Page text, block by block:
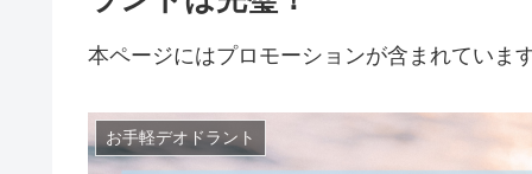
本ページにはプロモーションが含まれていま
お手軽デオドラント